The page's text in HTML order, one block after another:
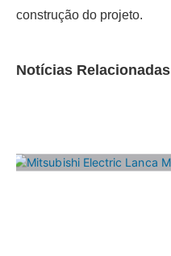
construção do projeto.
Notícias Relacionadas